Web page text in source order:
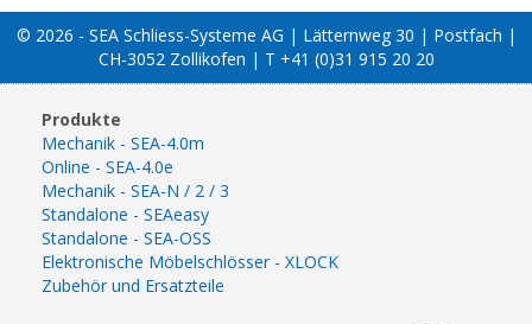
© 2026 - SEA Schliess-Systeme AG | Lätternweg 30 | Postfach |
CH-3052 Zollikofen | T +41 (0)31 915 20 20
Produkte
Mechanik - SEA-4.0m
Online - SEA-4.0e
Mechanik - SEA-N / 2 / 3
Standalone - SEAeasy
Standalone - SEA-OSS
Elektronische Möbelschlösser - XLOCK
Zubehör und Ersatzteile